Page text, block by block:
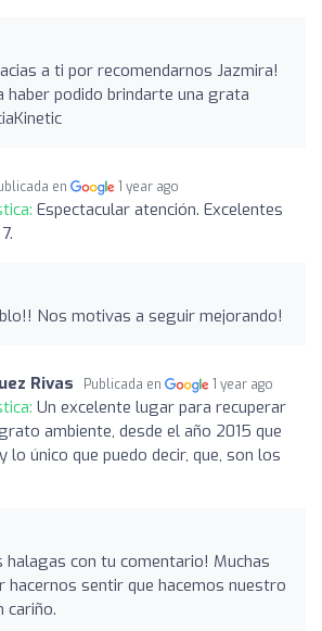
a ti por recomendarnos Jazmira!
haber podido brindarte una grata
en 1 year ago
Espectacular atención. Excelentes
Nos motivas a seguir mejorando!
Rivas Publicada en 1 year ago
Un excelente lugar para recuperar
ambiente, desde el año 2015 que
lo único que puedo decir, que, son los
halagas con tu comentario! Muchas
hacernos sentir que hacemos nuestro
cariño.